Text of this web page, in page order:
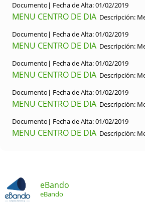
Documento| Fecha de Alta:01/02/2019
MENU CENTRO DE DIA Descripción:
Documento| Fecha de Alta:01/02/2019
MENU CENTRO DE DIA Descripción:
Documento| Fecha de Alta:01/02/2019
MENU CENTRO DE DIA Descripción:
Documento| Fecha de Alta:01/02/2019
MENU CENTRO DE DIA Descripción:
Documento| Fecha de Alta:01/02/2019
MENU CENTRO DE DIA Descripción:
eBando
eBando